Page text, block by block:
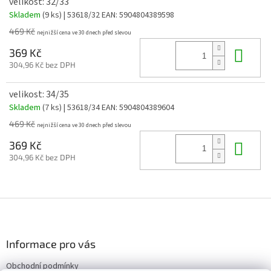
Skladem (9 ks) | 53618/32EAN: 5904804389598
469 Kč
369 Kč
304,96 Kč bez DPH
velikost: 34/35
Skladem (7 ks) | 53618/34EAN: 5904804389604
469 Kč
369 Kč
304,96 Kč bez DPH
Informace pro vás
Obchodní podmínky